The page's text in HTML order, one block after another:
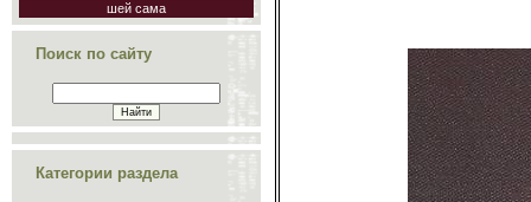
шей сама
Поиск по сайту
Категории раздела